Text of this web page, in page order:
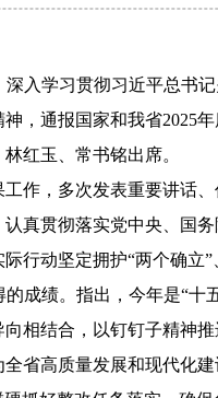
入学习贯彻习近平总书
，通报国家和我省2025
红玉、常书铭出席。
，多次发表重要讲话
真贯彻落实党中央、国
动坚定拥护“两个确立”
绩。指出，今年是“十
相结合，以钉钉子精神
省高质量发展和现代化